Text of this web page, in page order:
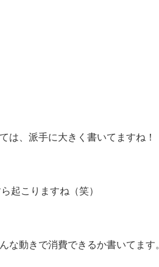
は、派手に大きく書いてますね！
起こりますね（笑）
動きで消費できるか書いてます。